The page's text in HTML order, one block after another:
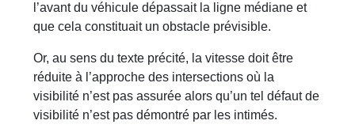
l’avant du véhicule dépassait la ligne médiane et
que cela constituait un obstacle prévisible.
Or, au sens du texte précité, la vitesse doit être
réduite à l’approche des intersections où la
visibilité n’est pas assurée alors qu’un tel défaut de
visibilité n’est pas démontré par les intimés.